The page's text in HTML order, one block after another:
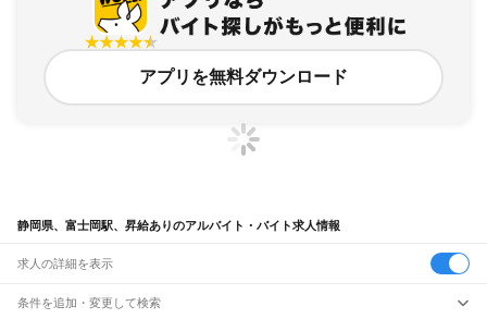
アプリを無料ダウンロード
静岡県、富士岡駅、昇給ありのアルバイト・バイト求人情報
求人の詳細を表示
条件を追加・変更して検索